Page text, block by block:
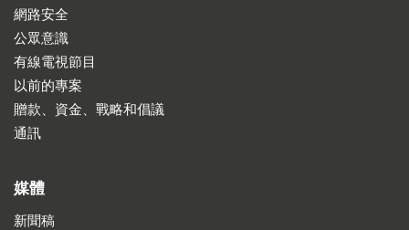
網路安全
公眾意識
有線電視節目
以前的專案
贈款、資金、戰略和倡議
通訊
媒體
新聞稿